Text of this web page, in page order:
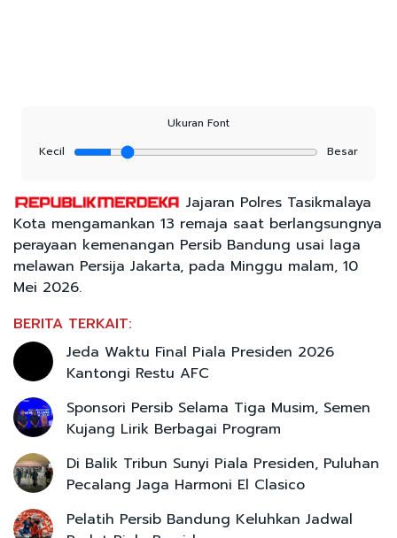
Ukuran Font
Kecil
Besar
Jajaran Polres Tasikmalaya
Kota mengamankan 13 remaja saat berlangsungnya
perayaan kemenangan Persib Bandung usai laga
melawan Persija Jakarta, pada Minggu malam, 10
Mei 2026.
BERITA TERKAIT:
Jeda Waktu Final Piala Presiden 2026
Kantongi Restu AFC
Sponsori Persib Selama Tiga Musim, Semen
Kujang Lirik Berbagai Program
Di Balik Tribun Sunyi Piala Presiden, Puluhan
Pecalang Jaga Harmoni El Clasico
Pelatih Persib Bandung Keluhkan Jadwal